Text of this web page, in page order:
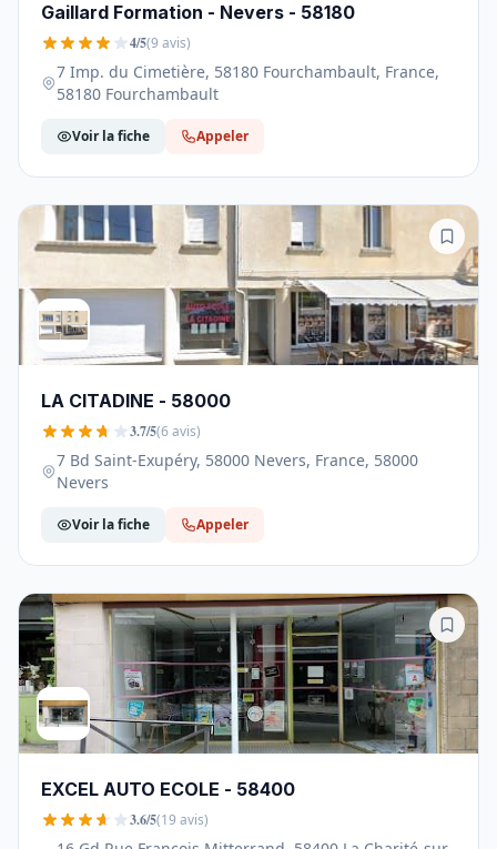
Gaillard Formation - Nevers - 58180
4/5(9 avis)
7 Imp. du Cimetière, 58180 Fourchambault, France,
58180 Fourchambault
Voir la fiche Appeler
LA CITADINE - 58000
3.7/5(6 avis)
7 Bd Saint-Exupéry, 58000 Nevers, France, 58000
Nevers
Voir la fiche Appeler
EXCEL AUTO ECOLE - 58400
3.6/5(19 avis)